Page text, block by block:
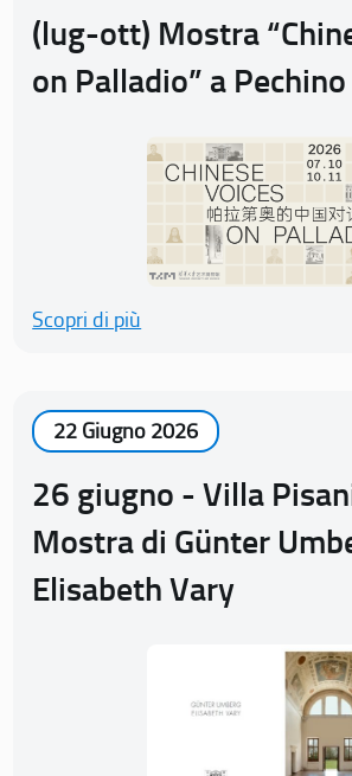
(lug-ott) Mostra
on Palladio” a Pechino
Scopri di più
22 Giugno 2026
26 giugno - Villa
Mostra di Günter
Elisabeth Vary